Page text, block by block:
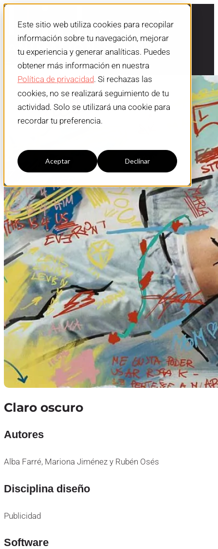
Este sitio web utiliza cookies para recopilar
información sobre tu navegación, mejorar
tu experiencia y generar analíticas. Puedes
obtener más información en nuestra
Política de privacidad. Si rechazas las
cookies, no se realizará seguimiento de tu
actividad. Solo se utilizará una cookie para
recordar tu preferencia.
Aceptar Declinar
Claro oscuro
Autores
Alba Farré, Mariona Jiménez y Rubén Osés
Disciplina diseño
Publicidad
Software